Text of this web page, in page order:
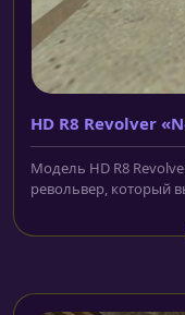
HD R8 Revolver
Модель HD R8
револьвер, который